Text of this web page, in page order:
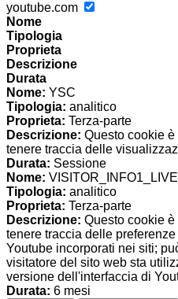
youtube.com
Nome
Tipologia
Proprieta
Descrizione
Durata
Nome: YSC
Tipologia: analitico
Proprieta: Terza-parte
Descrizione: Questo cookie
tenere traccia delle
Durata: Sessione
Nome: VISITOR_INFO1_LIVE
Tipologia: analitico
Proprieta: Terza-parte
Descrizione: Questo cookie
tenere traccia delle
Youtube incorporati nei siti;
visitatore del sito web sta
versione dell'interfaccia di
Durata: 6 mesi